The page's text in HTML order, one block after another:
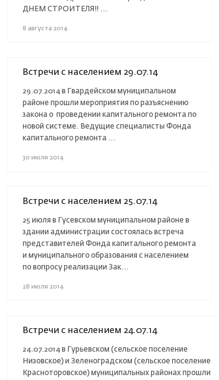
ДНЕМ СТРОИТЕЛЯ!! ...
8 августа 2014
Встречи с населением 29.07.14
29.07.2014 в Гвардейском муниципальном
районе прошли мероприятия по разъяснению
закона о проведении капитального ремонта по
новой системе. Ведущие специалисты Фонда
капитального ремонта ...
30 июля 2014
Встречи с населением 25.07.14
25 июля в Гусевском муниципальном районе в
здании администрации состоялась встреча
представителей Фонда капитального ремонта
и муниципального образования с населением
по вопросу реализации Зак...
28 июля 2014
Встречи с населением 24.07.14
24.07.2014 в Гурьевском (сельское поселение
Низовское) и Зеленоградском (сельское поселение
Красноторовское) муниципальных районах прошли